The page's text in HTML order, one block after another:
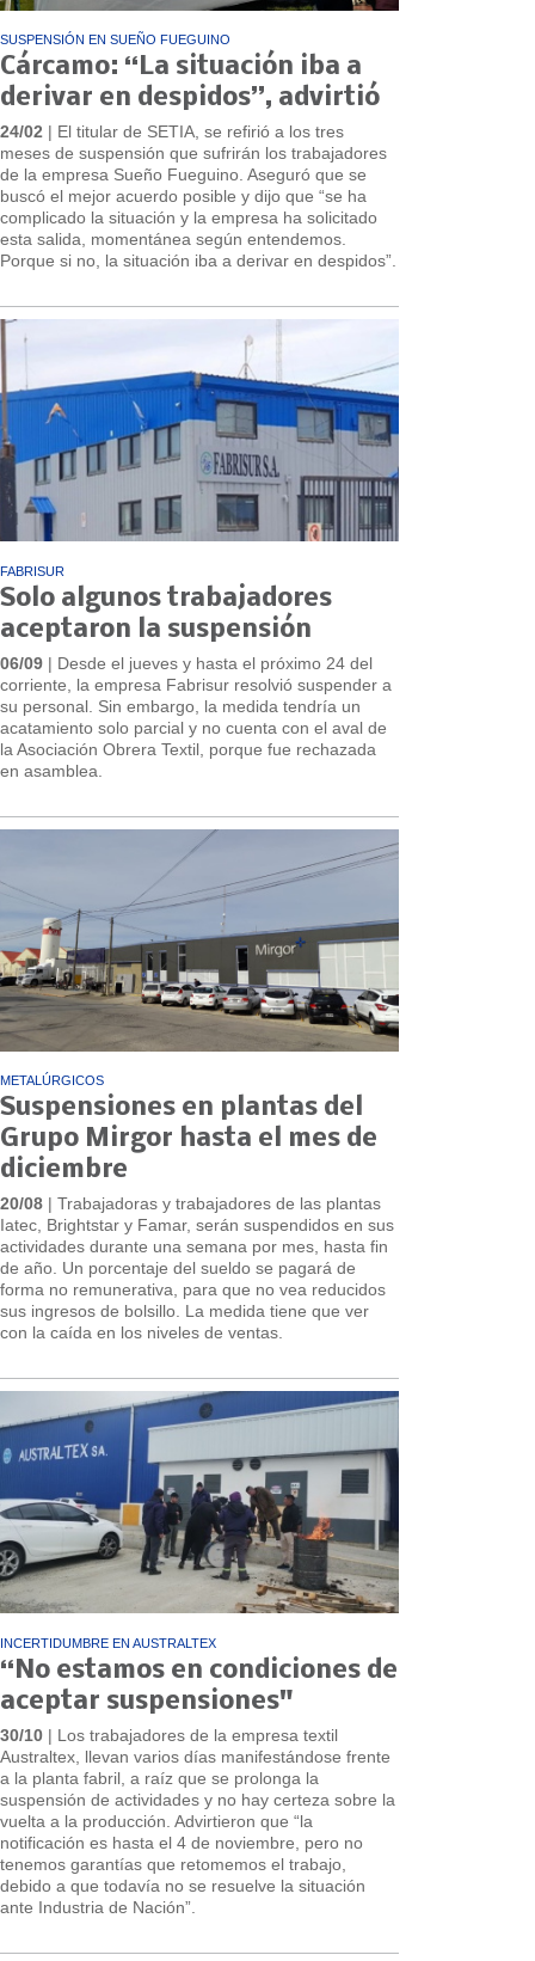
SUSPENSIÓN EN SUEÑO FUEGUINO
Cárcamo: “La situación iba a
derivar en despidos”, advirtió
24/02 | El titular de SETIA, se refirió a los tres
meses de suspensión que sufrirán los trabajadores
de la empresa Sueño Fueguino. Aseguró que se
buscó el mejor acuerdo posible y dijo que “se ha
complicado la situación y la empresa ha solicitado
esta salida, momentánea según entendemos.
Porque si no, la situación iba a derivar en despidos”.
FABRISUR
Solo algunos trabajadores
aceptaron la suspensión
06/09 | Desde el jueves y hasta el próximo 24 del
corriente, la empresa Fabrisur resolvió suspender a
su personal. Sin embargo, la medida tendría un
acatamiento solo parcial y no cuenta con el aval de
la Asociación Obrera Textil, porque fue rechazada
en asamblea.
METALÚRGICOS
Suspensiones en plantas del
Grupo Mirgor hasta el mes de
diciembre
20/08 | Trabajadoras y trabajadores de las plantas
Iatec, Brightstar y Famar, serán suspendidos en sus
actividades durante una semana por mes, hasta fin
de año. Un porcentaje del sueldo se pagará de
forma no remunerativa, para que no vea reducidos
sus ingresos de bolsillo. La medida tiene que ver
con la caída en los niveles de ventas.
INCERTIDUMBRE EN AUSTRALTEX
“No estamos en condiciones de
aceptar suspensiones"
30/10 | Los trabajadores de la empresa textil
Australtex, llevan varios días manifestándose frente
a la planta fabril, a raíz que se prolonga la
suspensión de actividades y no hay certeza sobre la
vuelta a la producción. Advirtieron que “la
notificación es hasta el 4 de noviembre, pero no
tenemos garantías que retomemos el trabajo,
debido a que todavía no se resuelve la situación
ante Industria de Nación”.